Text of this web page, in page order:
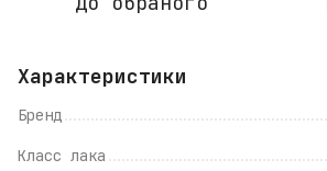
Характеристики
Бренд
Класс лака